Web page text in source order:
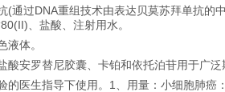
(通过DNA重组技术由表达贝莫苏拜单抗
、盐酸、注射用水。
液体。
酸安罗替尼胶囊、卡铂和依托泊苷用于广
的医生指导下使用。1、用量：小细胞肺